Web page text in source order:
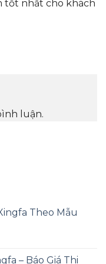
tốt nhất cho khách
luận.
Theo Mẫu
– Báo Giá Thi